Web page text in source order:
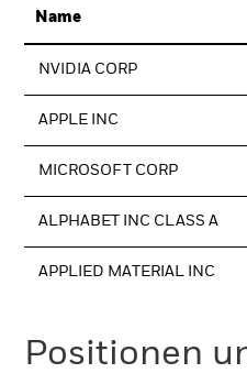
Name
NVIDIA CORP
APPLE INC
MICROSOFT CORP
ALPHABET INC CLASS A
APPLIED MATERIAL INC
Positionen